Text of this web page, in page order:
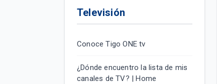
Televisión
Conoce Tigo ONE tv
¿Dónde encuentro la lista de mis
canales de TV? | Home